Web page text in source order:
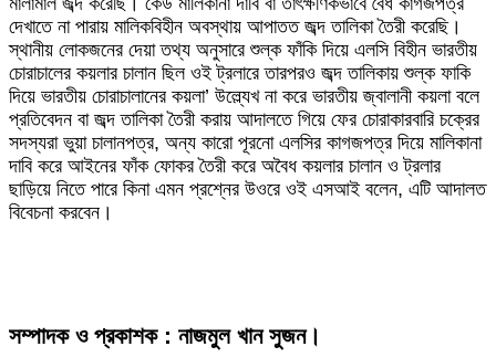
দেখাতে না পারায় মালিকবিহীন অবস্থায় আপাতত জব্দ তালিকা তৈরী করেছি।
স্থানীয় লোকজনের দেয়া তথ্য অনুসারে শুল্ক ফাঁকি দিয়ে এলসি বিহীন ভারতীয়
চোরাচালের কয়লার চালান ছিল ওই ট্রলারে তারপরও জব্দ তালিকায় শুল্ক ফাকি
দিয়ে ভারতীয় চোরাচালানের কয়লা’ উল্ল্যেখ না করে ভারতীয় জ্বালানী কয়লা বলে
প্রতিবেদন বা জব্দ তালিকা তৈরী করায় আদালতে গিয়ে ফের চোরাকারবারি চক্রের
সদস্যরা ভুয়া চালানপত্র, অন্য কারো পূরনো এলসির কাগজপত্র দিয়ে মালিকানা
দাবি করে আইনের ফাঁক ফোকর তৈরী করে অবৈধ কয়লার চালান ও ট্রলার
ছাড়িয়ে নিতে পারে কিনা এমন প্রশ্নের উওরে ওই এসআই বলেন, এটি আদালত
বিবেচনা করবেন।
সম্পাদক ও প্রকাশক : নাজমুল খান সুজন।